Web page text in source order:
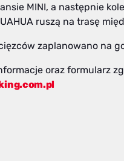
MINI, a następnie
ruszą na trasę
zaplanowano na
oraz formularz